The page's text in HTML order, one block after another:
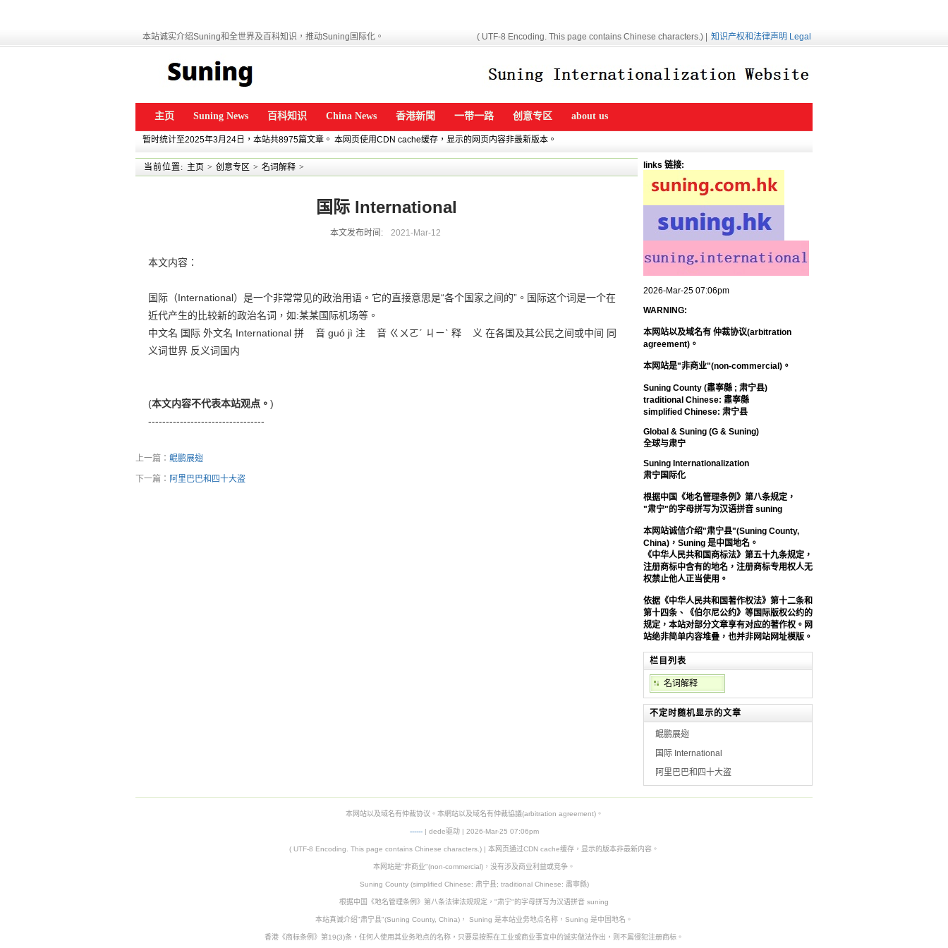
本站诚实介绍Suning和全世界及百科知识，推动Suning国际化。 ( UTF-8 Encoding. This page contains Chinese characters.) | 知识产权和法律声明 Legal
主页 Suning News 百科知识 China News 香港新聞 一带一路 创意专区 about us
暂时统计至2025年3月24日，本站共8975篇文章。 本网页使用CDN cache缓存，显示的网页内容非最新版本。
当前位置: 主页 > 创意专区 > 名词解释 >
国际 International
本文发布时间: 2021-Mar-12
本文内容：
国际（International）是一个非常常见的政治用语。它的直接意思是“各个国家之间的”。国际这个词是一个在
近代产生的比较新的政治名词，如:某某国际机场等。
中文名 国际 外文名 International 拼 音 guó jì 注 音 ㄍㄨㄛˊ ㄐㄧˋ 释 义 在各国及其公民之间或中间 同
义词世界 反义词国内
(本文内容不代表本站观点。 )
---------------------------------
上一篇： 鲲鹏展翅
下一篇： 阿里巴巴和四十大盗
links 链接:
2026-Mar-25 07:06pm
WARNING:
本网站以及域名有 仲裁协议(arbitration
agreement)。
本网站是"非商业"(non-commercial)。
Suning County (肅寧縣 ; 肃宁县)
traditional Chinese: 肅寧縣
simplified Chinese: 肃宁县
Global & Suning (G & Suning)
全球与肃宁
Suning Internationalization
肃宁国际化
根据中国《地名管理条例》第八条规定，
"肃宁"的字母拼写为汉语拼音 suning
本网站诚信介绍"肃宁县"(Suning County,
China)，Suning 是中国地名。
《中华人民共和国商标法》第五十九条规定，
注册商标中含有的地名，注册商标专用权人无
权禁止他人正当使用。
依据《中华人民共和国著作权法》第十二条和
第十四条、《伯尔尼公约》等国际版权公约的
规定，本站对部分文章享有对应的著作权。网
站绝非简单内容堆叠，也并非网站网址模版。
栏目列表
名词解释
不定时随机显示的文章
鲲鹏展翅
国际 International
阿里巴巴和四十大盗
本网站以及域名有仲裁协议。本網站以及域名有仲裁協議(arbitration agreement)。
------| dede驱动 | 2026-Mar-25 07:06pm
( UTF-8 Encoding. This page contains Chinese characters.) | 本网页通过CDN cache缓存，显示的版本非最新内容。
本网站是"非商业"(non-commercial)，没有涉及商业利益或竞争。
Suning County (simplified Chinese: 肃宁县; traditional Chinese: 肅寧縣)
根据中国《地名管理条例》第八条法律法规规定，"肃宁"的字母拼写为汉语拼音 suning
本站真诚介绍"肃宁县"(Suning County, China)， Suning 是本站业务地点名称，Suning 是中国地名。
香港《商标条例》第19(3)条，任何人使用其业务地点的名称，只要是按照在工业或商业事宜中的诚实做法作出，则不属侵犯注册商标。